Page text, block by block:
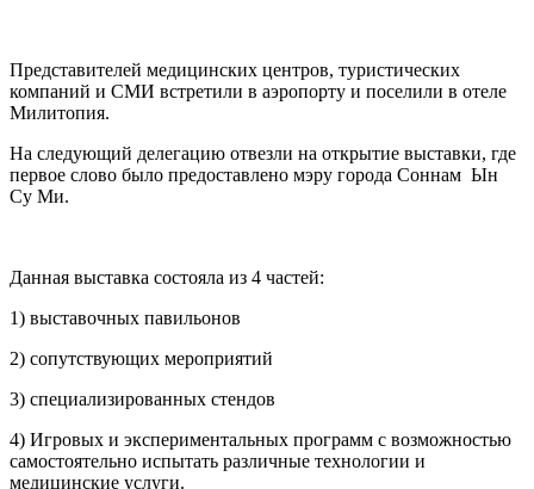
Представителей медицинских центров, туристических
компаний и СМИ встретили в аэропорту и поселили в отеле
Милитопия.
На следующий делегацию отвезли на открытие выставки, где
первое слово было предоставлено мэру города Соннам Ын
Су Ми.
Данная выставка состояла из 4 частей:
1) выставочных павильонов
2) сопутствующих мероприятий
3) специализированных стендов
4) Игровых и экспериментальных программ с возможностью
самостоятельно испытать различные технологии и
медицинские услуги.